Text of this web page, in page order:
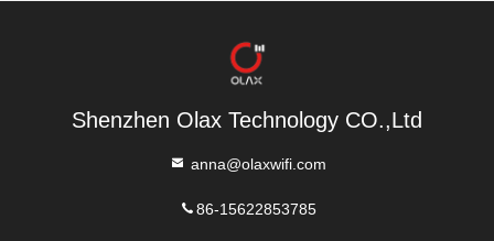
Shenzhen Olax Technology CO.,Ltd
anna@olaxwifi.com
86-15622853785